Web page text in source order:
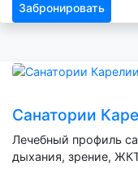
Забронировать
Санатории
Лечебный профиль
дыхания, зрение,